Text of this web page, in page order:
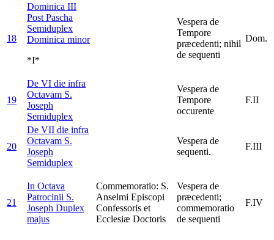
18
Dominica III
Post Pascha
Semiduplex
Dominica minor
*I*
Vespera de
Tempore
præcedenti; nihil
de sequenti
Dom.
19
De VI die infra
Octavam S.
Joseph
Semiduplex
Vespera de
Tempore
occurente
F.II
20
De VII die infra
Octavam S.
Joseph
Semiduplex
Vespera de
sequenti.
F.III
21
In Octava
Patrocinii S.
Joseph Duplex
majus
Commemoratio: S.
Anselmi Episcopi
Confessoris et
Ecclesiæ Doctoris
Vespera de
præcedenti;
commemoratio
de sequenti
F.IV